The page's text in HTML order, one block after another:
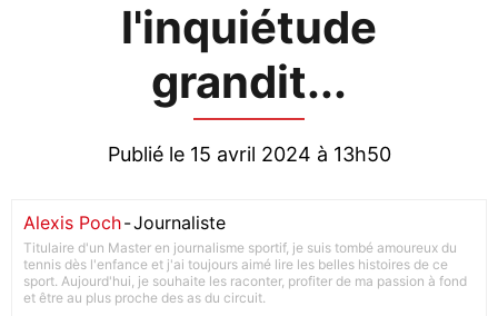
l'inquiétude
grandit...
Publié le 15 avril 2024 à 13h50
Alexis Poch-Journaliste
Titulaire d'un Master en journalisme sportif, je suis tombé amoureux du
tennis dès l'enfance et j'ai toujours aimé lire les belles histoires de ce
sport. Aujourd'hui, je souhaite les raconter, profiter de ma passion à fond
et être au plus proche des as du circuit.